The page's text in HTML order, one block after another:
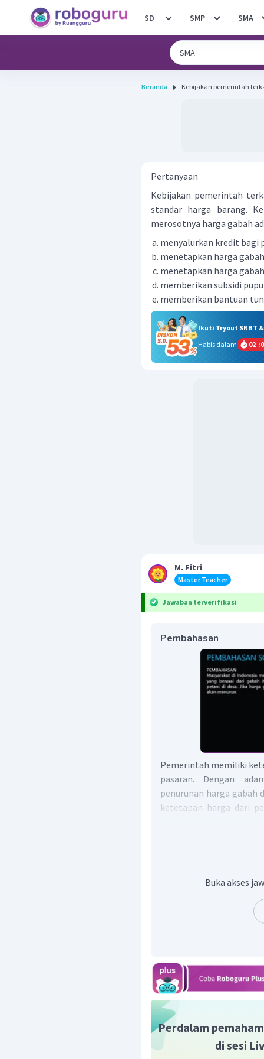
SD SMP SMA
Beranda Kebijakan pemerintah
Pertanyaan
Kebijakan pemerintah
standar harga barang.
merosotnya harga gabah
menyalurkan kredit bagi
menetapkan harga
menetapkan harga
memberikan subsidi
memberikan bantuan
Ikuti Tryout SNBT
Habis dalam
02 :
M. Fitri
Master Teacher
Jawaban terverifikasi
Pembahasan
Pemerintah memiliki
pasaran. Dengan
penurunan harga gabah
ketetapan harga dari
Jadi, jawaban yang
Buka akses
Perdalam
di sesi